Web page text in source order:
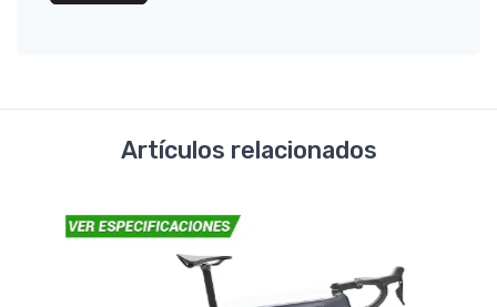
Artículos relacionados